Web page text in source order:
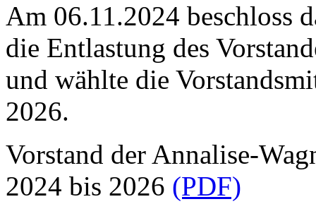
Am 06.11.2024 beschloss
die Entlastung des
und wählte die
2026.
Vorstand der Annalise-
2024 bis 2026 (PDF)